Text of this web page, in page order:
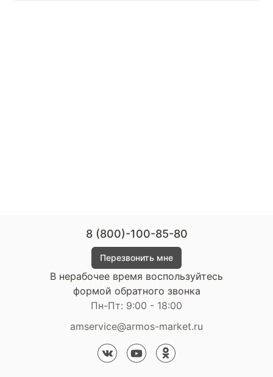
8 (800)-100-85-80
Перезвонить мне
В нерабочее время воспользуйтесь
формой обратного звонка
Пн-Пт: 9:00 - 18:00
amservice@armos-market.ru